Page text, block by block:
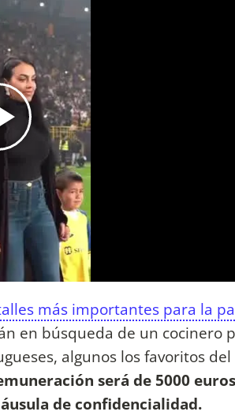
más importantes para la
en búsqueda de un cocinero
algunos los favoritos del
será de 5000
de confidencialidad.